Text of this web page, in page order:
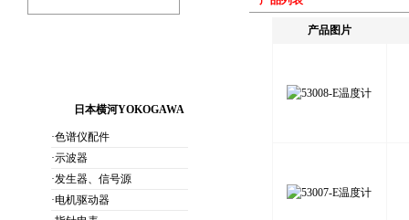
日本横河YOKOGAWA
·色谱仪配件
·示波器
·发生器、信号源
·电机驱动器
产品图片